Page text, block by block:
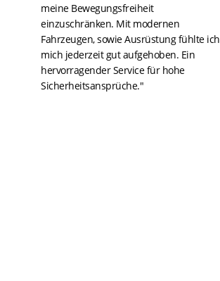
meine Bewegungsfreiheit
einzuschränken. Mit modernen
Fahrzeugen, sowie Ausrüstung fühlte ich
mich jederzeit gut aufgehoben. Ein
hervorragender Service für hohe
Sicherheitsansprüche."